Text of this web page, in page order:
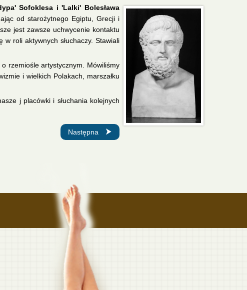
Sofoklesa i 'Lalki' Bolesława
od starożytnego Egiptu, Grecji i
jest zawsze uchwycenie kontaktu
roli aktywnych słuchaczy. Stawiali
rzemiośle artystycznym. Mówiliśmy
i wielkich Polakach, marszałku
j placówki i słuchania kolejnych
Następna strona: Świat starych baśni i bajek zaprasza.
Następna